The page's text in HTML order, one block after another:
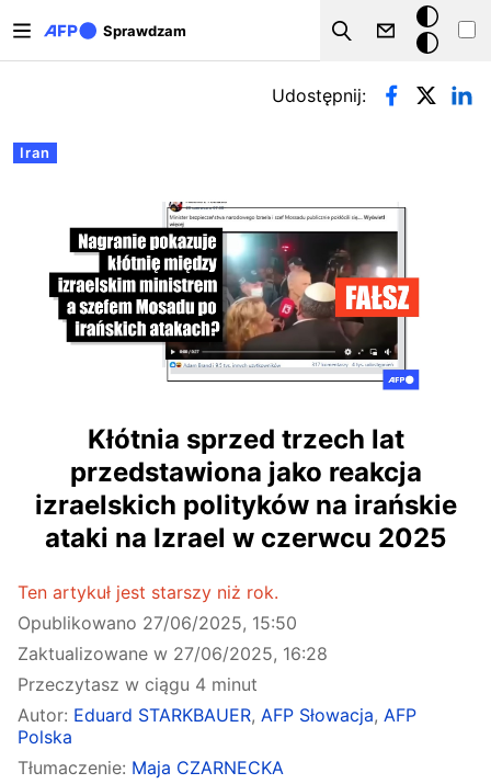
Sprawdzam
Szukaj
Tryb
ciemny
Zakładki podstawowe
Iran
Udostępnij:
Kłótnia sprzed trzech lat
przedstawiona jako reakcja
izraelskich polityków na irańskie
ataki na Izrael w czerwcu 2025
Ten artykuł jest starszy niż rok.
Opublikowano 27/06/2025, 15:50
Zaktualizowane w 27/06/2025, 16:28
Przeczytasz w ciągu 4 minut
Autor: Eduard STARKBAUER, AFP Słowacja, AFP
Polska
Tłumaczenie: Maja CZARNECKA